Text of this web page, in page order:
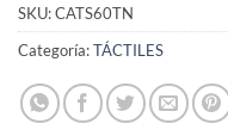
SKU:CATS60TN
Categoría:TÁCTILES